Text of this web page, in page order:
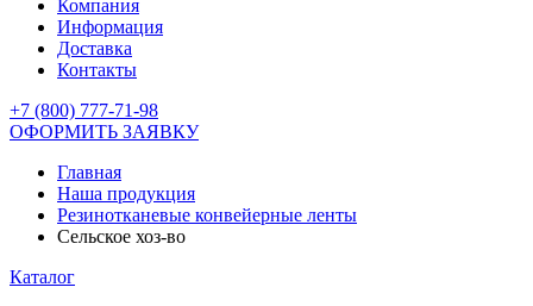
Компания
Информация
Доставка
Контакты
+7 (800) 777-71-98
ОФОРМИТЬ ЗАЯВКУ
Главная
Наша продукция
Резинотканевые конвейерные ленты
Сельское хоз-во
Каталог